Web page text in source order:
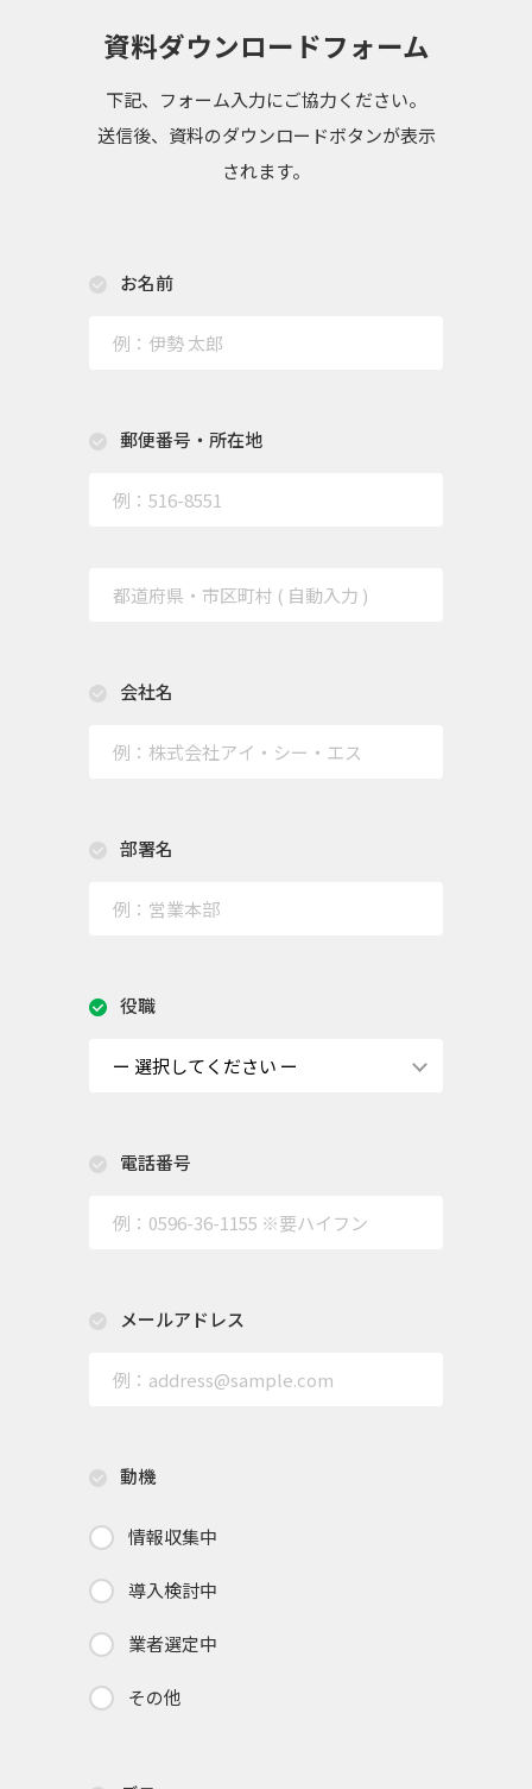
資料ダウンロードフォーム
下記、フォーム入力にご協力ください。
送信後、資料のダウンロードボタンが表示
されます。
お名前
郵便番号・所在地
会社名
部署名
役職
電話番号
メールアドレス
動機
情報収集中
導入検討中
業者選定中
その他